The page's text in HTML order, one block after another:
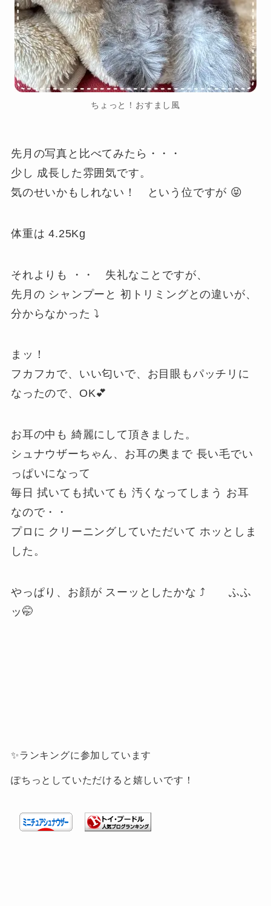
ちょっと！おすまし風
先月の写真と比べてみたら・・・
少し 成長した雰囲気です。
気のせいかもしれない！ という位ですが 😝
体重は 4.25Kg
それよりも ・・ 失礼なことですが、
先月の シャンプーと 初トリミングとの違いが、
分からなかった ⤵
まッ！
フカフカで、いい匂いで、お目眼もパッチリに
なったので、OK💕
お耳の中も 綺麗にして頂きました。
シュナウザーちゃん、お耳の奥まで 長い毛でい
っぱいになって
毎日 拭いても拭いても 汚くなってしまう お耳
なので・・
プロに クリーニングしていただいて ホッとしま
した。
やっぱり、お顔が スーッとしたかな ⤴
ふふ
ッ 🤭
✨ランキングに参加しています
ぽちっとしていただけると嬉しいです！